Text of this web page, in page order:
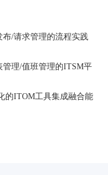
/请求管理的流程实践
理/值班管理的ITSM平
的ITOM工具集成融合能